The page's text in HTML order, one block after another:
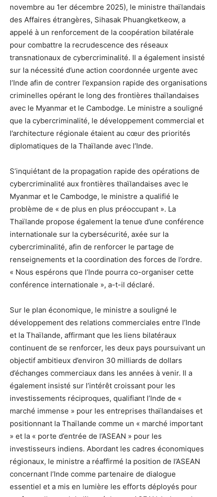
novembre au 1er décembre 2025), le ministre thaïlandais
des Affaires étrangères, Sihasak Phuangketkeow, a
appelé à un renforcement de la coopération bilatérale
pour combattre la recrudescence des réseaux
transnationaux de cybercriminalité. Il a également insisté
sur la nécessité d’une action coordonnée urgente avec
l’Inde afin de contrer l’expansion rapide des organisations
criminelles opérant le long des frontières thaïlandaises
avec le Myanmar et le Cambodge. Le ministre a souligné
que la cybercriminalité, le développement commercial et
l’architecture régionale étaient au cœur des priorités
diplomatiques de la Thaïlande avec l’Inde.
S’inquiétant de la propagation rapide des opérations de
cybercriminalité aux frontières thaïlandaises avec le
Myanmar et le Cambodge, le ministre a qualifié le
problème de « de plus en plus préoccupant ». La
Thaïlande propose également la tenue d’une conférence
internationale sur la cybersécurité, axée sur la
cybercriminalité, afin de renforcer le partage de
renseignements et la coordination des forces de l’ordre.
« Nous espérons que l’Inde pourra co-organiser cette
conférence internationale », a-t-il déclaré.
Sur le plan économique, le ministre a souligné le
développement des relations commerciales entre l’Inde
et la Thaïlande, affirmant que les liens bilatéraux
continuent de se renforcer, les deux pays poursuivant un
objectif ambitieux d’environ 30 milliards de dollars
d’échanges commerciaux dans les années à venir. Il a
également insisté sur l’intérêt croissant pour les
investissements réciproques, qualifiant l’Inde de «
marché immense » pour les entreprises thaïlandaises et
positionnant la Thaïlande comme un « marché important
» et la « porte d’entrée de l’ASEAN » pour les
investisseurs indiens. Abordant les cadres économiques
régionaux, le ministre a réaffirmé la position de l’ASEAN
concernant l’Inde comme partenaire de dialogue
essentiel et a mis en lumière les efforts déployés pour